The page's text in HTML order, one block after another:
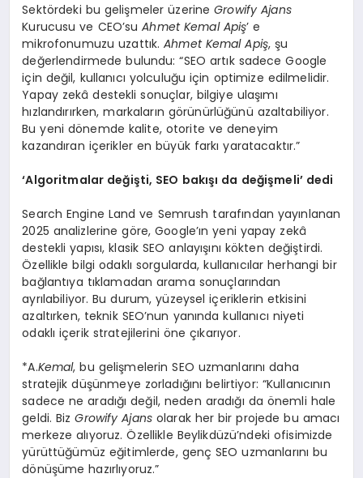
Sektördeki bu gelişmeler üzerineGrowify Ajans
Kurucusu ve CEO’suAhmet Kemal Apiş’ e
mikrofonumuzu uzattık.Ahmet Kemal Apiş, şu
değerlendirmede bulundu: “SEO artık sadece Google
için değil, kullanıcı yolculuğu için optimize edilmelidir.
Yapay zekâ destekli sonuçlar, bilgiye ulaşımı
hızlandırırken, markaların görünürlüğünü azaltabiliyor.
Bu yeni dönemde kalite, otorite ve deneyim
kazandıran içerikler en büyük farkı yaratacaktır.”
‘Algoritmalar değişti, SEO bakışı da değişmeli’ dedi
Search Engine Land ve Semrush tarafından yayınlanan
2025 analizlerine göre, Google’ın yeni yapay zekâ
destekli yapısı, klasik SEO anlayışını kökten değiştirdi.
Özellikle bilgi odaklı sorgularda, kullanıcılar herhangi bir
bağlantıya tıklamadan arama sonuçlarından
ayrılabiliyor. Bu durum, yüzeysel içeriklerin etkisini
azaltırken, teknik SEO’nun yanında kullanıcı niyeti
odaklı içerik stratejilerini öne çıkarıyor.
*A.Kemal, bu gelişmelerin SEO uzmanlarını daha
stratejik düşünmeye zorladığını belirtiyor: “Kullanıcının
sadece ne aradığı değil, neden aradığı da önemli hale
geldi. BizGrowify Ajans olarak her bir projede bu amacı
merkeze alıyoruz. Özellikle Beylikdüzü’ndeki ofisimizde
yürüttüğümüz eğitimlerde, genç SEO uzmanlarını bu
dönüşüme hazırlıyoruz.”